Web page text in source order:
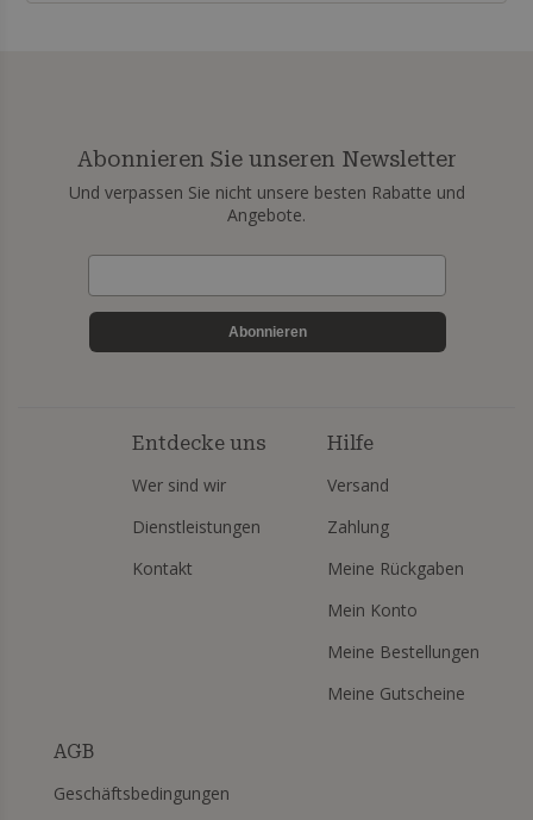
Abonnieren Sie unseren Newsletter
Und verpassen Sie nicht unsere besten Rabatte und
Angebote.
Abonnieren
Entdecke uns
Wer sind wir
Dienstleistungen
Kontakt
Hilfe
Versand
Zahlung
Meine Rückgaben
Mein Konto
Meine Bestellungen
Meine Gutscheine
AGB
Geschäftsbedingungen